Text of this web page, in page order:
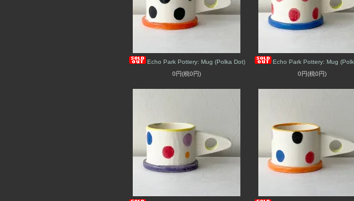
Echo Park Pottery: Mug (Polka Dot)
0円(税0円)
Echo Park Pottery: Mug
0円(税0円)